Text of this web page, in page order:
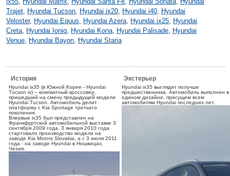
Trajet, Hyundai Tucson, Hyundai ix20, Hyundai i40, Hyundai
Veloster, Hyundai Equus, Hyundai Azera, Hyundai ix25, Hyundai
Creta, Hyundai Ioniq, Hyundai Kona, Hyundai Palisade, Hyundai
Venue, Hyundai Bayon, Hyundai Staria
История
Hyundai ix35 (в Южной Корее - Hyundai
Tucson ix) – компактный кроссовер,
пришедший на смену предыдущей модели
Hyundai Tucson. Автомобиль делит
платформу с Kia Sportage третьего
поколения.
Впервые ix35 был представлен на
Франкфуртской автомобильной выставке 3
сентября 2009 года. 3 января 2010 года
стартовало производство модели на
заводе Kia Motors Slovakia, а с 3 июля 2011
года - на заводе Hyundai в Ношвицах,
Чехия.
Экстерьер
Hyundai ix35 выглядит получше
предшественника. Автомобиль выполнен в
едином дизайне, присущем всем
автомобилям Hyundai последних лет.